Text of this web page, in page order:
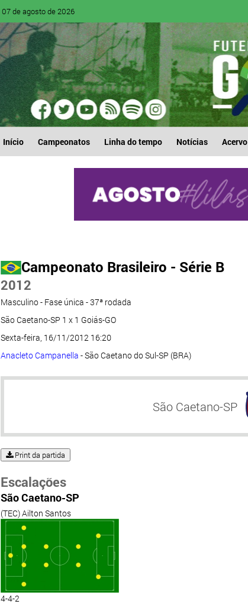
07 de agosto de 2026
Início Campeonatos Linha do tempo Notícias Acervo
Campeonato Brasileiro - Série B
2012
Masculino - Fase única - 37ª rodada
São Caetano-SP 1 x 1 Goiás-GO
Sexta-feira, 16/11/2012 16:20
Anacleto Campanella - São Caetano do Sul-SP (BRA)
São Caetano-SP
Print da partida
Escalações
São Caetano-SP
(TEC) Ailton Santos
4-4-2